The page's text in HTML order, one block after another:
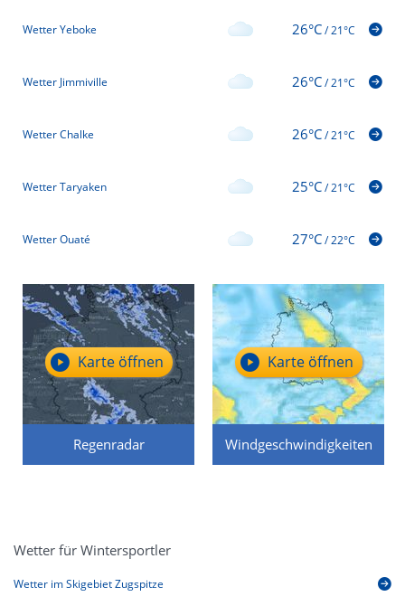
Wetter Yeboke 26°C/21°C
Wetter Jimmiville 26°C/21°C
Wetter Chalke 26°C/21°C
Wetter Taryaken 25°C/21°C
Wetter Ouaté 27°C/22°C
Regenradar
Karte öffnen
Windgeschwindigkeiten
Karte öffnen
Wetter für Wintersportler
Wetter im Skigebiet Zugspitze